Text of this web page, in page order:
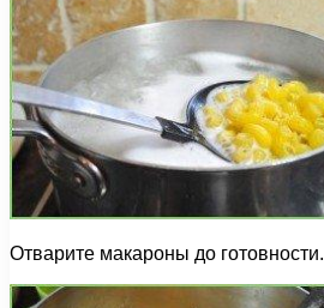
Отварите макароны до готовности.